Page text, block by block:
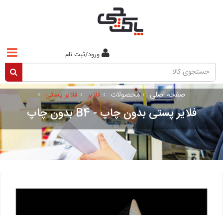
ورود/ثبت نام
صفحه اصلی › محصولات › فلایر › فلایر پستی ›
فلایر پستی بدون چاپ - B4 بدون چاپ